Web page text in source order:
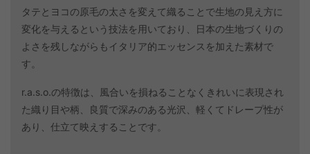
タテとヨコの原毛の太さを変えて織ることで生地の見え方に
変化を与えるという技法を用いており、日本の生地づくりの
よさを残しながらもイタリア的エッセンスを加えた素材で
す。
r.a.s.o.の特徴は、風合いを損ねることなくきれいに表現され
た織り目や柄、良質で深みのある光沢、軽くてドレープ性が
あり、仕立て映えすることです。